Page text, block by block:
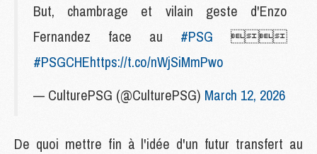
But, chambrage et vilain geste d'Enzo
Fernandez face au #PSG 
#PSGCHEhttps://t.co/nWjSiMmPwo
— CulturePSG (@CulturePSG) March 12, 2026
De quoi mettre fin à l'idée d'un futur transfert au